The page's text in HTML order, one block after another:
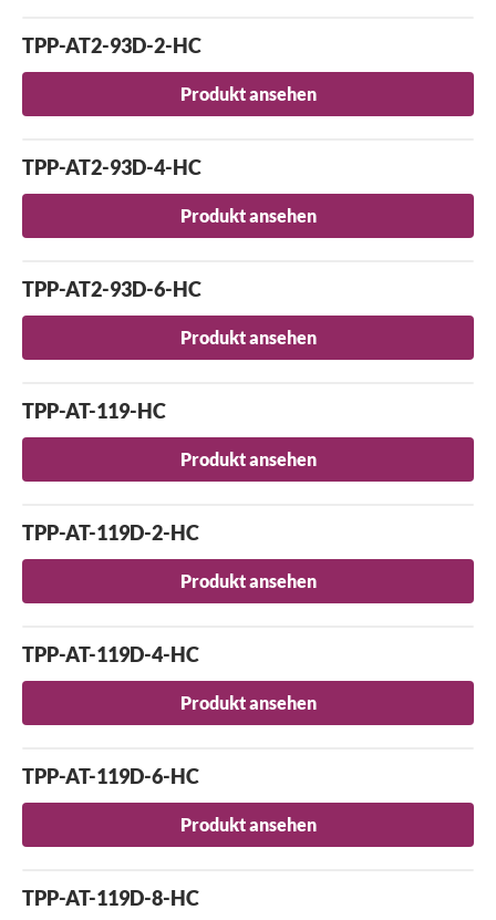
Schließen
TPP-AT2-93D-2-HC
Produkt ansehen
TPP-AT2-93D-4-HC
Produkt ansehen
TPP-AT2-93D-6-HC
Produkt ansehen
TPP-AT-119-HC
Produkt ansehen
TPP-AT-119D-2-HC
Produkt ansehen
TPP-AT-119D-4-HC
Produkt ansehen
TPP-AT-119D-6-HC
Produkt ansehen
TPP-AT-119D-8-HC